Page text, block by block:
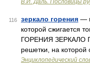
В.И. Даль. Пословицы
116 зеркало горения —
которой сжигается
ГОРЕНИЯ ЗЕРКАЛО
решетки, на которой
Энциклопедический